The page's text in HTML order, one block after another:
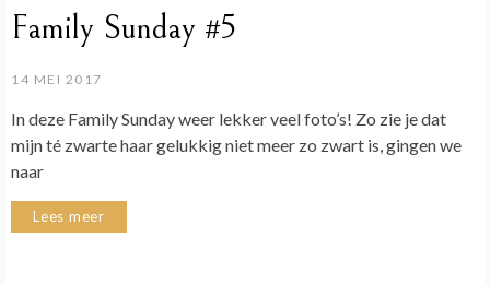
Family Sunday #5
14 MEI 2017
In deze Family Sunday weer lekker veel foto’s! Zo zie je dat
mijn té zwarte haar gelukkig niet meer zo zwart is, gingen we
naar
Lees meer